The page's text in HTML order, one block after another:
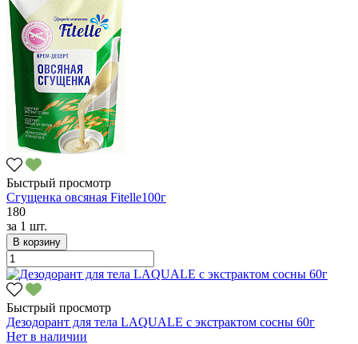
Быстрый просмотр
Сгущенка овсяная Fitelle100г
180
за 1 шт.
В корзину
Быстрый просмотр
Дезодорант для тела LAQUALE с экстрактом сосны 60г
Нет в наличии